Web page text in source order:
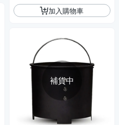
加入購物車
補貨中